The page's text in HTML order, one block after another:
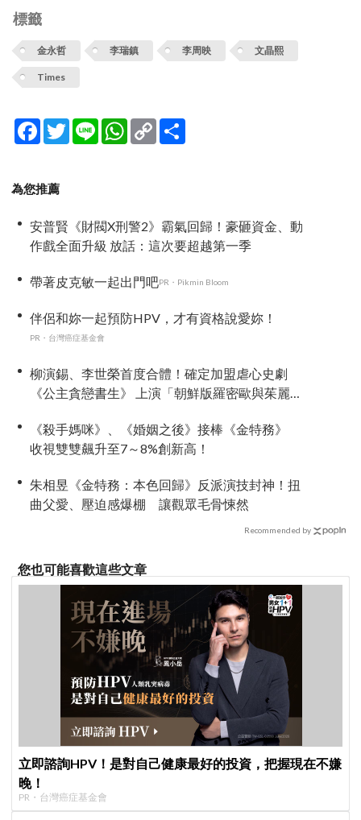
標籤
金永哲 李瑞鎮 李周映 文晶熙
Times
Facebook
TwitterLine WhatsApp
Copy
Link
為您推薦
安普賢《財閥X刑警2》霸氣回歸！豪砸資金、動
作戲全面升級 放話：這次要超越第一季
帶著皮克敏一起出門吧PR・Pikmin Bloom
伴侶和妳一起預防HPV，才有資格說愛妳！
PR・台灣癌症基金會
柳演錫、李世榮首度合體！確定加盟虐心史劇
《公主貪戀書生》 上演「朝鮮版羅密歐與茱麗
《殺手媽咪》、《婚姻之後》接棒《金特務》
收視雙雙飆升至7～8%創新高！
朱相昱《金特務：本色回歸》反派演技封神！扭
曲父愛、壓迫感爆棚 讓觀眾毛骨悚然
Recommended by
您也可能喜歡這些文章
立即諮詢HPV！是對自己健康最好的投資，把握現在不嫌
晚！
PR・台灣癌症基金會